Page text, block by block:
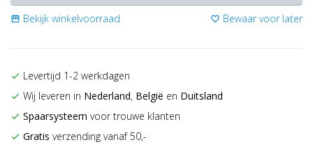
storefront Bekijk winkelvoorraad favorite_border Bewaar voor later
check Levertijd 1-2 werkdagen
check Wij leveren in Nederland, België en Duitsland
check Spaarsysteem voor trouwe klanten
check Gratis verzending vanaf 50,-